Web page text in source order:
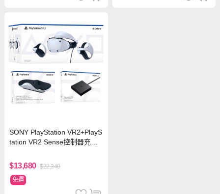
SONY PlayStation VR2+PlayS
tation VR2 Sense控制器充電
器
$13,680 $22,340
免運